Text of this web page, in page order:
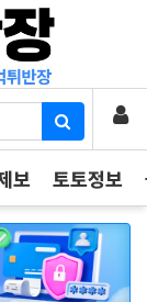
로
보 토토정보